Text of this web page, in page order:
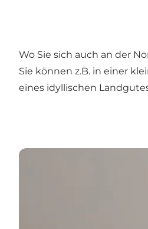
Wo Sie sich auch an der
Sie können z.B. in einer
eines idyllischen
Finden Sie ein Bed &